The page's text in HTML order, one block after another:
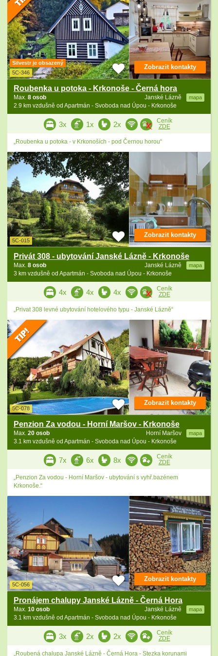
Silvestr je obsazený
5C-346
Roubenka u potoka - Krkonoše - Černá hora
Janské Lázně mapa
Max. 8 osob
2.9 km vzdušně od Apartmán - Svoboda nad Úpou - Krkonoše
Zobrazit kontakty
3x 1x 2x
Ceník
ZDE
„Roubenka u potoka - v Krkonoších - pod Černou horou“
5C-015
Privát 308 - ubytování Janské Lázně - Krkonoše
Janské Lázně mapa
Max. 8 osob
3 km vzdušně od Apartmán - Svoboda nad Úpou - Krkonoše
Zobrazit kontakty
4x 4x 4x
Ceník
ZDE
„Privat 308 levné ubytování hotelového typu - Janské Lázně“
5C-078
Penzion Za vodou - Horní Maršov - Krkonoše
Horní Maršov mapa
Max. 20 osob
3.1 km vzdušně od Apartmán - Svoboda nad Úpou - Krkonoše
Zobrazit kontakty
7x 6x 8x
Ceník
ZDE
„Penzion Za vodou - Horní Maršov - ubytování s vyhř.bazénem
Krkonoše.“
5C-056
Pronájem chalupy Janské Lázně - Černá Hora
Janské Lázně mapa
Max. 10 osob
3.1 km vzdušně od Apartmán - Svoboda nad Úpou - Krkonoše
Zobrazit kontakty
3x 2x 2x
Ceník
ZDE
„Roubená chalupa Janské Lázně - Černá Hora - Stezka korunami